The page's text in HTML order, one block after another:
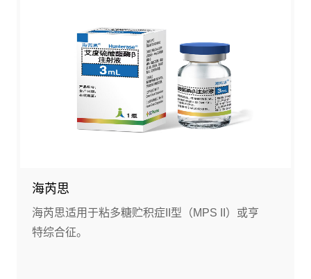
海芮思
海芮思适用于粘多糖贮积症II型（MPS II）或亨
特综合征。